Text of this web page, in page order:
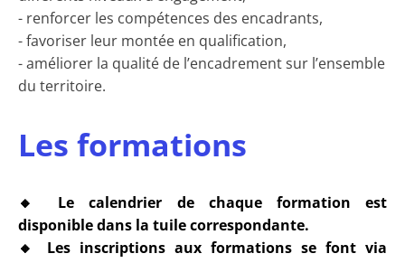
- renforcer les compétences des encadrants,
- favoriser leur montée en qualification,
- améliorer la qualité de l’encadrement sur l’ensemble
du territoire.
Les formations
🔸 Le calendrier de chaque formation est
disponible dans la tuile correspondante.
🔸 Les inscriptions aux formations se font via